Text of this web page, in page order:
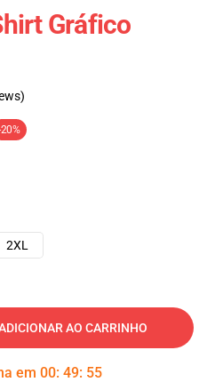
Gráfico
2XL
AO CARRINHO
em 00: 49: 54